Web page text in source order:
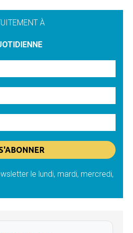
À
le lundi, mardi, mercredi,